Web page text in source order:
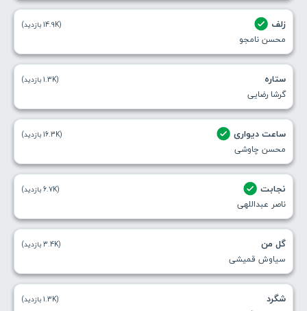
زلف
محسن نامجو
(14.9K بازدید)
ستاره
گرشا رضایی
(1.3K بازدید)
ساعت دیواری
محسن چاوشی
(16.3K بازدید)
نجابت
ناصر عبداللهی
(6.7K بازدید)
گل من
سیاوش قمیشی
(3.4K بازدید)
شگرد (1.3K بازدید)